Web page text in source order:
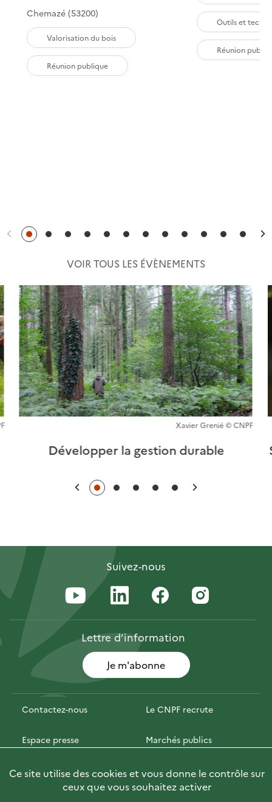
Chemazé (53200)
Valorisation du bois
Réunion publique
Outils et
Réunion
VOIR TOUS LES ÉVÈNEMENTS
Xavier Grenié © CNPF
Développer la gestion durable
Suivez-nous
Lettred’information
Je m'abonne
Contactez-nous Le CNPF recrute
Espace presse Marchés publics
PhotoFor Briefly in English
Ce site utilise des cookies et vous donne le contrôle sur
ceux que vous souhaitez activer